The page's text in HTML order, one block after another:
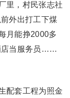
里，村民张志社
外出打工下煤
月能挣2000多
店当服务员……
配套工程为照金